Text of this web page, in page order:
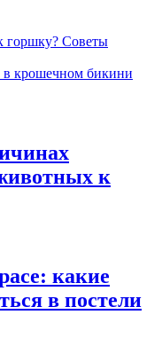
горшку? Советы
в крошечном бикини
к
какие
в постели